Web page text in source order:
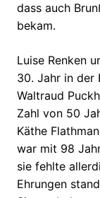
dass auch
bekam.
Luise Renken
30. Jahr in der
Waltraud
Zahl von 50
Käthe
war mit 98
sie fehlte
Ehrungen